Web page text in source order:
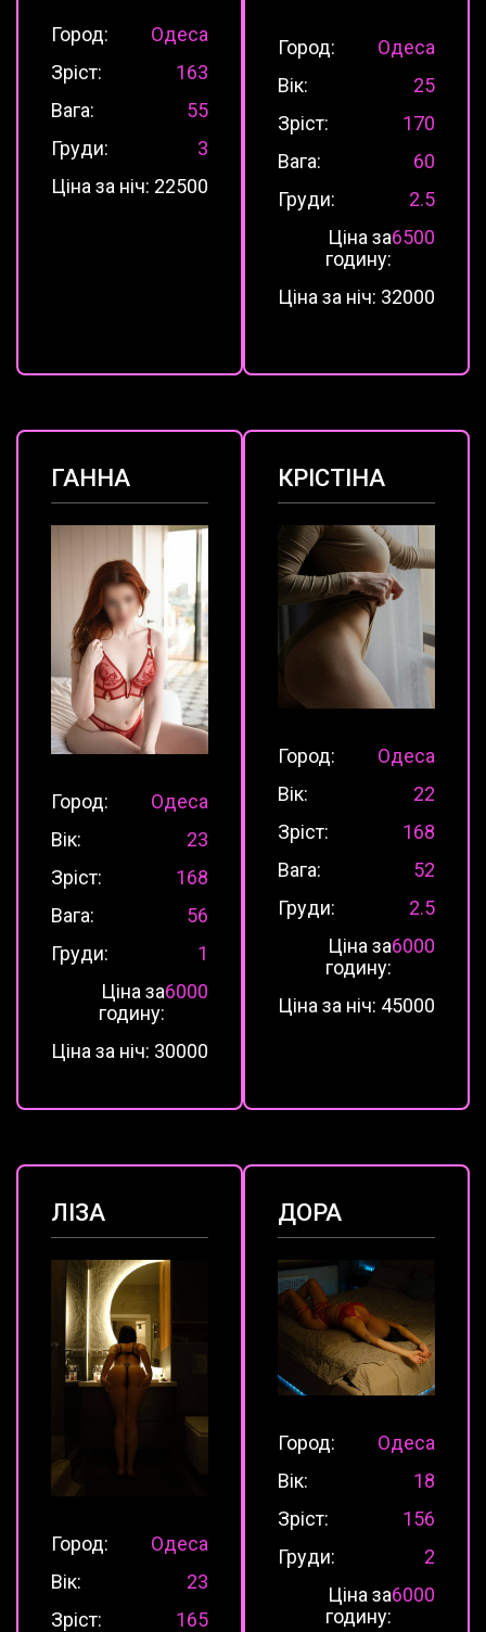
Город:
Одеса
Зріст:
163
Вага:
55
Груди:
3
Ціна за ніч: 22500
Город:
Одеса
Вік:
25
Зріст:
170
Вага:
60
Груди:
2.5
Ціна за
годину:
6500
Ціна за ніч: 32000
ГАННА
Город:
Одеса
Вік:
23
Зріст:
168
Вага:
56
Груди:
1
Ціна за
годину:
6000
Ціна за ніч: 30000
КРІСТІНА
Город:
Одеса
Вік:
22
Зріст:
168
Вага:
52
Груди:
2.5
Ціна за
годину:
6000
Ціна за ніч: 45000
ЛІЗА
Город:
Одеса
Вік:
23
Зріст:
165
ДОРА
Город:
Одеса
Вік:
18
Зріст:
156
Груди:
2
Ціна за
годину:
6000